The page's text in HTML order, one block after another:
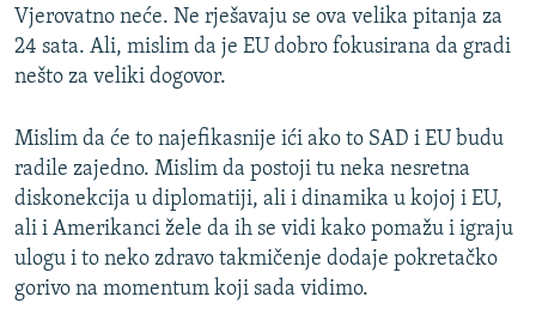
Vjerovatno neće. Ne rješavaju se ova velika pitanja za
24 sata. Ali, mislim da je EU dobro fokusirana da gradi
nešto za veliki dogovor.
Mislim da će to najefikasnije ići ako to SAD i EU budu
radile zajedno. Mislim da postoji tu neka nesretna
diskonekcija u diplomatiji, ali i dinamika u kojoj i EU,
ali i Amerikanci žele da ih se vidi kako pomažu i igraju
ulogu i to neko zdravo takmičenje dodaje pokretačko
gorivo na momentum koji sada vidimo.